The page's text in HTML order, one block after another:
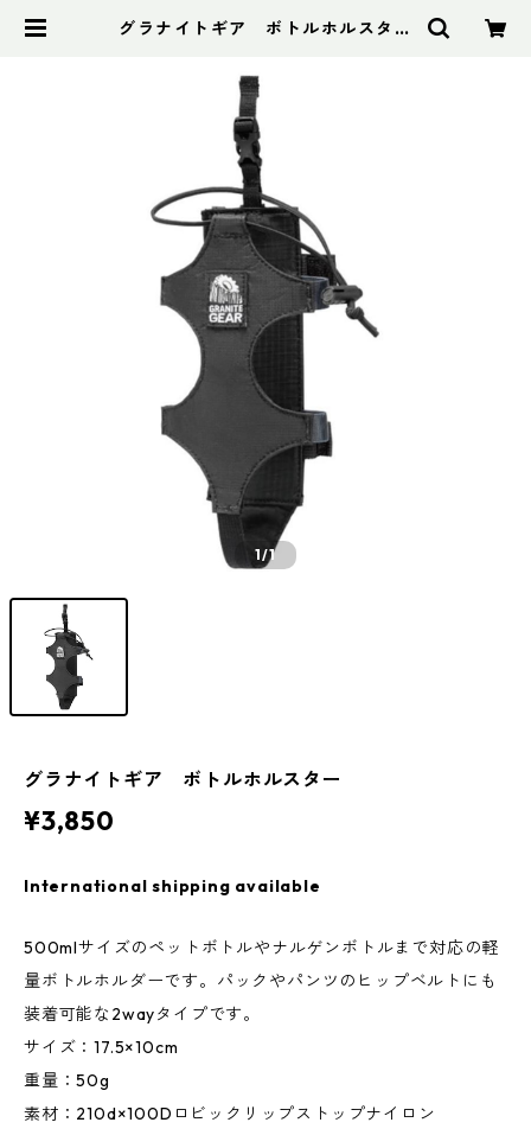
グラナイトギア ボトルホルスター
1/1
グラナイトギア ボトルホルスター
¥3,850
International shipping available
500mlサイズのペットボトルやナルゲンボトルまで対応の軽
量ボトルホルダーです。パックやパンツのヒップベルトにも
装着可能な2wayタイプです。
サイズ：17.5×10cm
重量：50g
素材：210d×100Dロビックリップストップナイロン